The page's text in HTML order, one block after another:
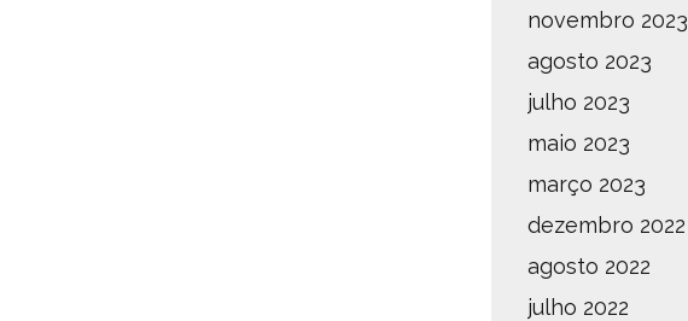
novembro 2023
agosto 2023
julho 2023
maio 2023
março 2023
dezembro 2022
agosto 2022
julho 2022